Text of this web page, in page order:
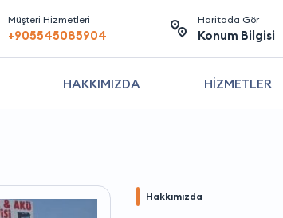
Müşteri Hizmetleri
+905545085904
Haritada Gör
Konum Bilgisi
HAKKIMIZDA HİZMETLER
Hakkımızda